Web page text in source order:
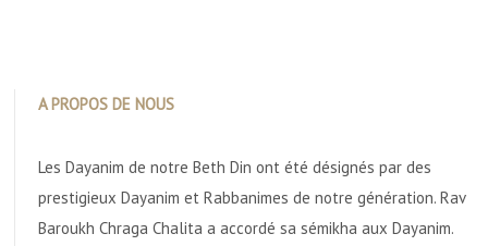
A PROPOS DE NOUS
Les Dayanim de notre Beth Din ont été désignés par des
prestigieux Dayanim et Rabbanimes de notre génération. Rav
Baroukh Chraga Chalita a accordé sa sémikha aux Dayanim.